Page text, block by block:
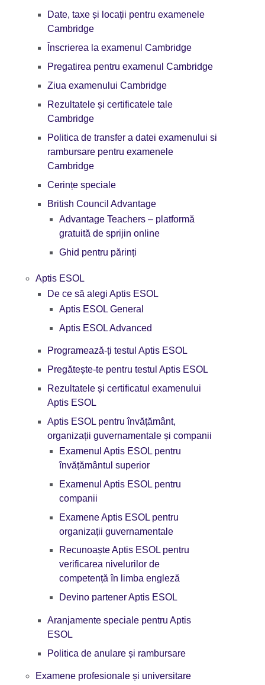
Date, taxe și locații pentru examenele
Cambridge
Înscrierea la examenul Cambridge
Pregatirea pentru examenul Cambridge
Ziua examenului Cambridge
Rezultatele și certificatele tale
Cambridge
Politica de transfer a datei examenului si
rambursare pentru examenele
Cambridge
Cerințe speciale
British Council Advantage
Advantage Teachers – platformă
gratuită de sprijin online
Ghid pentru părinți
Aptis ESOL
De ce să alegi Aptis ESOL
Aptis ESOL General
Aptis ESOL Advanced
Programează-ți testul Aptis ESOL
Pregătește-te pentru testul Aptis ESOL
Rezultatele și certificatul examenului
Aptis ESOL
Aptis ESOL pentru învățământ,
organizații guvernamentale și companii
Examenul Aptis ESOL pentru
învățământul superior
Examenul Aptis ESOL pentru
companii
Examene Aptis ESOL pentru
organizații guvernamentale
Recunoaște Aptis ESOL pentru
verificarea nivelurilor de
competență în limba engleză
Devino partener Aptis ESOL
Aranjamente speciale pentru Aptis
ESOL
Politica de anulare și rambursare
Examene profesionale și universitare